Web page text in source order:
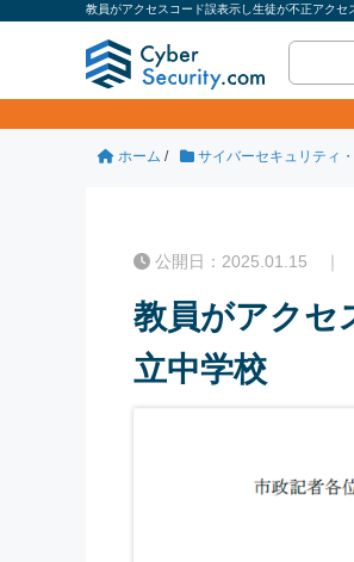
教員がアクセスコード誤表示し生徒が不正アク
ホーム / サイバーセキュリティ
公開日：2025.01.15 ｜
教員がアクセ
立中学校